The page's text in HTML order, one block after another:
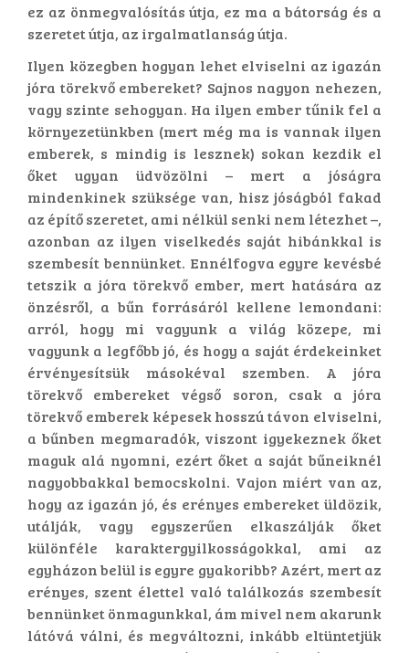
ez az önmegvalósítás útja, ez ma a bátorság és a
szeretet útja, az irgalmatlanság útja.
Ilyen közegben hogyan lehet elviselni az igazán
jóra törekvő embereket? Sajnos nagyon nehezen,
vagy szinte sehogyan. Ha ilyen ember tűnik fel a
környezetünkben (mert még ma is vannak ilyen
emberek, s mindig is lesznek) sokan kezdik el
őket ugyan üdvözölni – mert a jóságra
mindenkinek szüksége van, hisz jóságból fakad
az építő szeretet, ami nélkül senki nem létezhet –,
azonban az ilyen viselkedés saját hibánkkal is
szembesít bennünket. Ennélfogva egyre kevésbé
tetszik a jóra törekvő ember, mert hatására az
önzésről, a bűn forrásáról kellene lemondani:
arról, hogy mi vagyunk a világ közepe, mi
vagyunk a legfőbb jó, és hogy a saját érdekeinket
érvényesítsük másokéval szemben. A jóra
törekvő embereket végső soron, csak a jóra
törekvő emberek képesek hosszú távon elviselni,
a bűnben megmaradók, viszont igyekeznek őket
maguk alá nyomni, ezért őket a saját bűneiknél
nagyobbakkal bemocskolni. Vajon miért van az,
hogy az igazán jó, és erényes embereket üldözik,
utálják, vagy egyszerűen elkaszálják őket
különféle karaktergyilkosságokkal, ami az
egyházon belül is egyre gyakoribb? Azért, mert az
erényes, szent élettel való találkozás szembesít
bennünket önmagunkkal, ám mivel nem akarunk
látóvá válni, és megváltozni, inkább eltüntetjük